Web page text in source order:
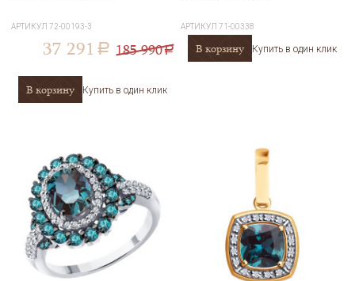
АРТИКУЛ72-00193-3
37 291 a 185 990a
В корзину Купить в один клик
АРТИКУЛ71-00338
В корзину Купить в один клик